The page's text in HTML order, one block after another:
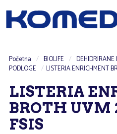
Početna / BIOLIFE / DEHIDRIRANE
PODLOGE / LISTERIA ENRICHMENT
LISTERIA
BROTH UVM
FSIS